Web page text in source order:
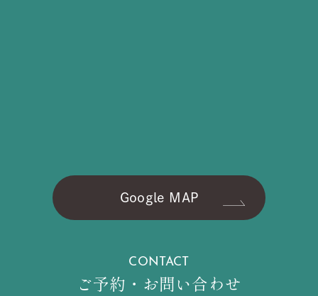
Google MAP
CONTACT
ご予約・お問い合わせ